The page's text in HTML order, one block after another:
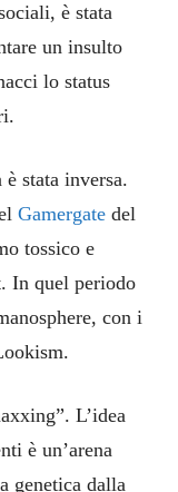
è stata
un insulto
lo status
stata inversa.
Gamergate del
tossico e
In quel periodo
con i
L’idea
è un’arena
genetica dalla